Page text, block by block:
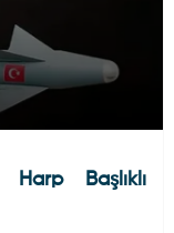
Harp Başlıklı